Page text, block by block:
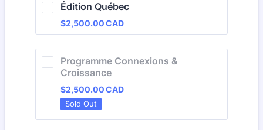
Édition Québec
$2,500.00 CAD
$2,500.00CAD
Programme Connexions &
Croissance
$2,500.00 CAD
$2,500.00CAD
Sold Out